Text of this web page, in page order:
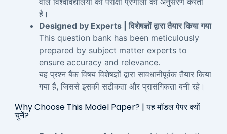
है।
Designed by Experts | विशेषज्ञों द्वारा तैयार किया गया
This question bank has been meticulously
prepared by subject matter experts to
ensure accuracy and relevance.
यह प्रश्न बैंक विषय विशेषज्ञों द्वारा सावधानीपूर्वक तैयार किया
गया है, जिससे इसकी सटीकता और प्रासंगिकता बनी रहे।
Why Choose This Model Paper? | यह मॉडल पेपर क्यों
चुनें?